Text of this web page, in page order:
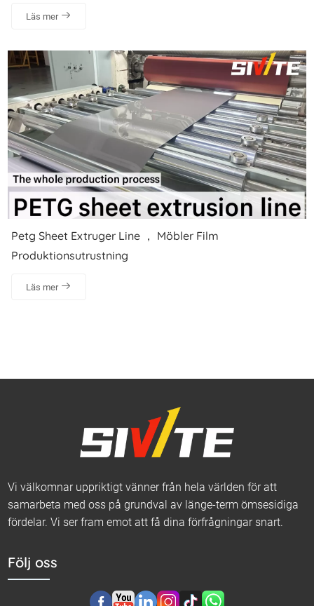
Läs mer
Petg Sheet Extruger Line ， Möbler Film
Produktionsutrustning
Läs mer
Vi välkomnar uppriktigt vänner från hela världen för att
samarbeta med oss ​​på grundval av länge-term ömsesidiga
fördelar. Vi ser fram emot att få dina förfrågningar snart.
Följ oss